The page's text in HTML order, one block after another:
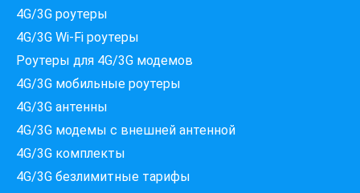
4G/3G роутеры
4G/3G Wi-Fi роутеры
Роутеры для 4G/3G модемов
4G/3G мобильные роутеры
4G/3G антенны
4G/3G модемы c внешней антенной
4G/3G комплекты
4G/3G безлимитные тарифы
Які провайдери працюють
за вашою адресою?